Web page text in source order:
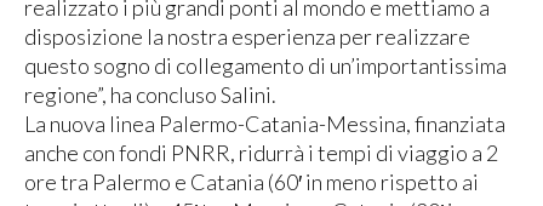
realizzato i più grandi ponti al mondo e mettiamo a
disposizione la nostra esperienza per realizzare
questo sogno di collegamento di un’importantissima
regione”, ha concluso Salini.
La nuova linea Palermo-Catania-Messina, finanziata
anche con fondi PNRR, ridurrà i tempi di viaggio a 2
ore tra Palermo e Catania (60′ in meno rispetto ai